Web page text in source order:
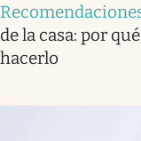
de la casa: por
hacerlo